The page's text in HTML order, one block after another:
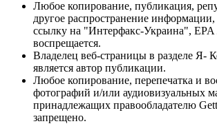
Любое копирование, публикация,
другое распространение
ссылку на "Интерфакс-Украина", EPA
воспрещается.
Владелец веб-страницы в разделе Я-
является автор публикации.
Любое копирование, перепечатка и
фотографий и/или аудиовизуальных
принадлежащих правообладателю
запрещено.